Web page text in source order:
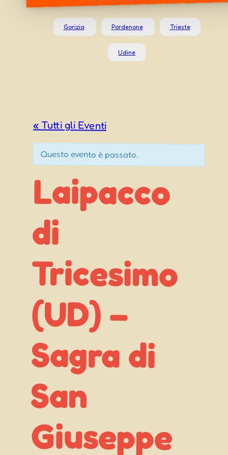
Gorizia Pordenone Trieste
Udine
« Tutti gli Eventi
Questo evento è passato.
Laipacco
di
Tricesimo
(UD) –
Sagra di
San
Giuseppe